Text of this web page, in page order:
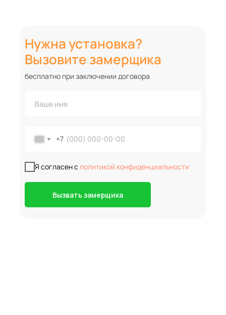
Нужна установка?
Вызовите замерщика
+7
Я согласен с политикой конфиденциальности
Вызвать замерщика
бесплатно при заключении договора